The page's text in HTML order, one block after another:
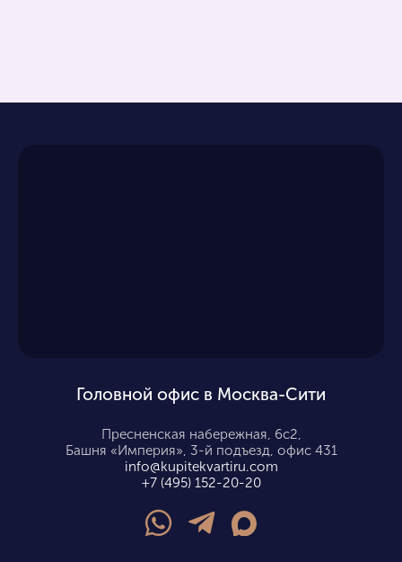
Головной офис в Москва-Сити
Пресненская набережная, 6с2,
Башня «Империя», 3-й подъезд, офис 431
info@kupitekvartiru.com
+7 (495) 152-20-20